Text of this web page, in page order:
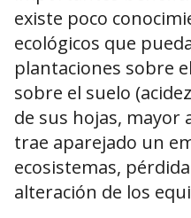
existe poco
ecológicos que
plantaciones sobre
sobre el suelo
de sus hojas, mayor
trae aparejado un
ecosistemas,
alteración de los